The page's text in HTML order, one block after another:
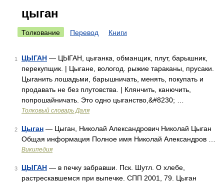
цыган
Толкование Перевод Книги
1 ЦЫГАН — ЦЫГАН, цыганка, обманщик, плут, барышник,
перекупщик. | Цыгане, вологод. рыжие тараканы, прусаки.
Цыганить лошадьми, барышничать, менять, покупать и
продавать не без плутовства. | Клянчить, канючить,
попрошайничать. Это одно цыганство,&#8230; …
Толковый словарь Даля
2 Цыган — Цыган, Николай Александрович Николай Цыган
Общая информация Полное имя Николай Александров …
Википедия
3 ЦЫГАН — в печку забравши. Пск. Шутл. О хлебе,
растрескавшемся при выпечке. СПП 2001, 79. Цыган